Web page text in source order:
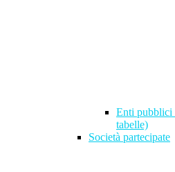
Enti pubblici
tabelle)
Società partecipate